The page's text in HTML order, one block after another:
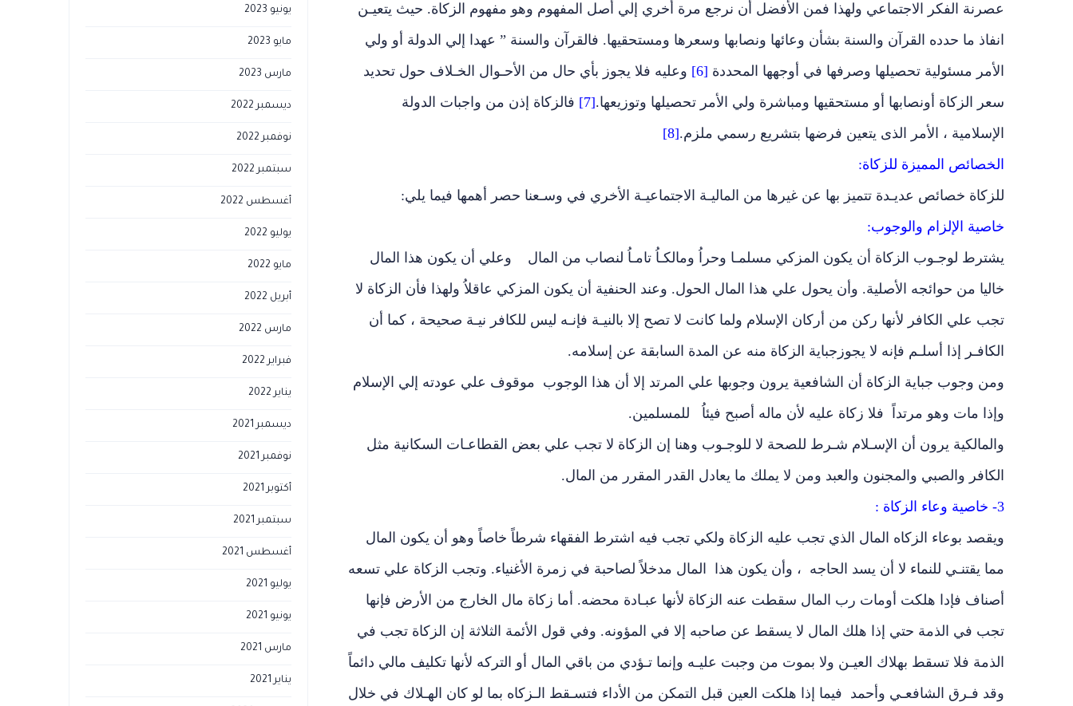
عصرنة الفكر الاجتماعي ولهذا فمن الأفضل أن نرجع مرة أخري إلي أصل المفهوم وهو مفهوم الزكاة. حيث يتعيـن
انفاذ ما حدده القرآن والسنة بشأن وعائها ونصابها وسعرها ومستحقيها. فالقرآن والسنة ” عهدا إلي الدولة أو ولي
الأمر مسئولية تحصيلها وصرفها في أوجهها المحددة [6]
وعليه فلا يجوز بأي حال من الأحـوال الخـلاف حول تحديد
سعر الزكاة أونصابها أو مستحقيها ومباشرة ولي الأمر تحصيلها وتوزيعها.[7]
فالزكاة إذن من واجبات الدولة
الإسلامية ، الأمر الذى يتعين فرضها بتشريع رسمي ملزم.[8]
الخصائص المميزة للزكاة:
للزكاة خصائص عديـدة تتميز بها عن غيرها من الماليـة الاجتماعيـة الأخري في وسـعنا حصر أهمها فيما يلي:
خاصية الإلزام والوجوب:
يشترط لوجـوب الزكاة أن يكون المزكي مسلمـا وحراُ ومالكـاُ تامـاُ لنصاب من المال وعلي أن يكون هذا المال
خاليا من حوائجه الأصلية. وأن يحول علي هذا المال الحول. وعند الحنفية أن يكون المزكي عاقلاُ ولهذا فأن الزكاة لا
تجب علي الكافر لأنها ركن من أركان الإسلام ولما كانت لا تصح إلا بالنيـة فإنـه ليس للكافر نيـة صحيحة ، كما أن
الكافـر إذا أسلـم فإنه لا يجوزجباية الزكاة منه عن المدة السابقة عن إسلامه.
ومن وجوب جباية الزكاة أن الشافعية يرون وجوبها علي المرتد إلا أن هذا الوجوب موقوف علي عودته إلي الإسلام
وإذا مات وهو مرتداً فلا زكاة عليه لأن ماله أصبح فيئاُ للمسلمين.
والمالكية يرون أن الإسـلام شـرط للصحة لا للوجـوب وهنا إن الزكاة لا تجب علي بعض القطاعـات السكانية مثل
الكافر والصبي والمجنون والعبد ومن لا يملك ما يعادل القدر المقرر من المال.
3- خاصية وعاء الزكاة :
ويقصد بوعاء الزكاه المال الذي تجب عليه الزكاة ولكي تجب فيه اشترط الفقهاء شرطاً خاصاً وهو أن يكون المال
مما يقتنـي للنماء لا أن يسد الحاجه ، وأن يكون هذا المال مدخلاً لصاحبة في زمرة الأغنياء. وتجب الزكاة علي تسعه
أصناف فإدا هلكت أومات رب المال سقطت عنه الزكاة لأنها عبـادة محضه. أما زكاة مال الخارج من الأرض فإنها
تجب في الذمة حتي إذا هلك المال لا يسقط عن صاحبه إلا في المؤونه. وفي قول الأئمة الثلاثة إن الزكاة تجب في
الذمة فلا تسقط بهلاك العيـن ولا بموت من وجبت عليـه وإنما تـؤدي من باقي المال أو التركه لأنها تكليف مالي دائماً
وقد فـرق الشافعـي وأحمد فيما إذا هلكت العين قبل التمكن من الأداء فتسـقط الـزكاه بما لو كان الهـلاك في خلال
يونيو 2023
مايو 2023
مارس 2023
ديسمبر 2022
نوفمبر 2022
سبتمبر 2022
أغسطس 2022
يوليو 2022
مايو 2022
أبريل 2022
مارس 2022
فبراير 2022
يناير 2022
ديسمبر 2021
نوفمبر 2021
أكتوبر 2021
سبتمبر 2021
أغسطس 2021
يوليو 2021
يونيو 2021
مارس 2021
يناير 2021